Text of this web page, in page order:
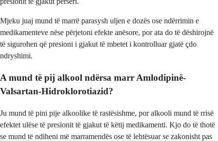
Mjeku juaj mund të marrë parasysh uljen e dozës ose ndërrimin e
medikamenteve nëse përjetoni efekte anësore, por ata do të dëshirojnë
të sigurohen që presioni i gjakut të mbetet i kontrolluar gjatë çdo
ndryshimi.
A mund të pij alkool ndërsa marr Amlodipinë-
Valsartan-Hidroklorotiazid?
Ju mund të pini pije alkoolike të rastësishme, por alkooli mund të rrisë
efektet ulëse të presionit të gjakut të këtij medikamenti. Kjo do të thotë
se mund të ndiheni më marramendës ose të lehtësuar se zakonisht pas